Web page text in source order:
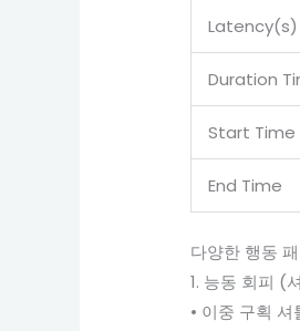
Latency(s)
Duration
Start Time
End Time
다양한 행동
1. 능동 회피 (
• 이중 구획 셔